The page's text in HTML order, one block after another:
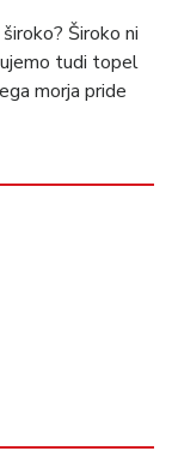
Široko ni
tudi topel
morja pride